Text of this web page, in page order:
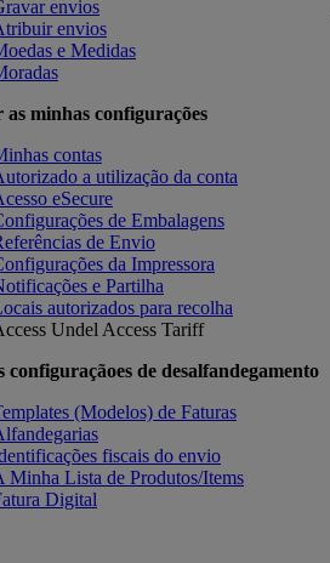
envios
envios
e Medidas
minhas configurações
contas
a utilização da conta
eSecure
de Embalagens
de Envio
da Impressora
e Partilha
autorizados para recolha
Undel Access Tariff
configuraçãoes de desalfandegamento
(Modelos) de Faturas
fiscais do envio
Minha Lista de Produtos/Items
Digital